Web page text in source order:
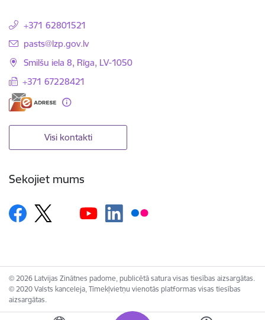
+371 62801521
E-pasts:
pasts@lzp.gov.lv
Smilšu iela 8, Rīga, LV-1050
+371 67228421
Visi kontakti
Sekojiet mums
© 2026 Latvijas Zinātnes padome, publicētā satura visas tiesības aizsargātas.
© 2020 Valsts kanceleja, Tīmekļvietņu vienotās platformas visas tiesības
aizsargātas.